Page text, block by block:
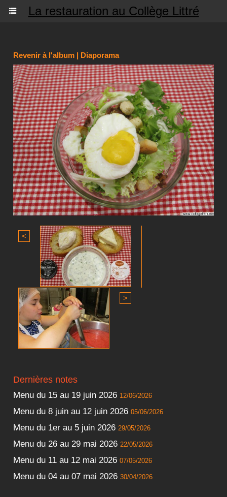
La restauration au Collège Littré
Revenir à l'album | Diaporama
<
>
Dernières notes
Menu du 15 au 19 juin 2026 12/06/2026
Menu du 8 juin au 12 juin 2026 05/06/2026
Menu du 1er au 5 juin 2026 29/05/2026
Menu du 26 au 29 mai 2026 22/05/2026
Menu du 11 au 12 mai 2026 07/05/2026
Menu du 04 au 07 mai 2026 30/04/2026